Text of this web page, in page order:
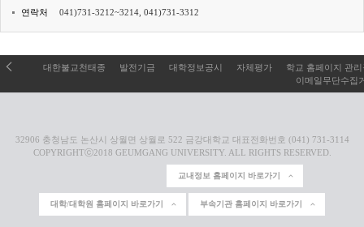
연락처
041)731-3212~3214, 041)731-3312
대한불교천태종 발전기금 대학정보공시 자체평가
학교 홈페이지 관
이메일무단수집
32906 충청남도 논산시 상월면 상월로 522 금강대학교 대표전화번호 (041) 731-3114
COPYRIGHTⓒ2018 GEUMGANG UNIVERSITY. ALL RIGHTS RESERVED.
교내정보 홈페이지 바로가기
대학/대학원 홈페이지 바로가기 부속기관 홈페이지 바로가기